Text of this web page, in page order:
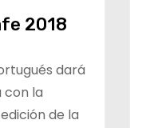
2018
dará
con la
de la